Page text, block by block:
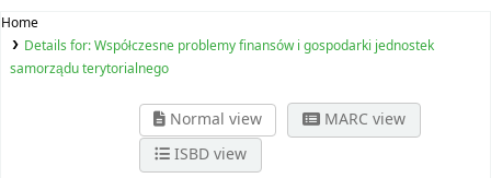
Home
Details for:Współczesne problemy finansów i gospodarki jednostek
samorządu terytorialnego
Normal view
MARC view
ISBD view